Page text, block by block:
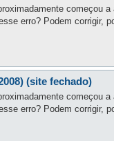
começou
erro? Podem corrigir,
(site fechado)
começou
erro? Podem corrigir,